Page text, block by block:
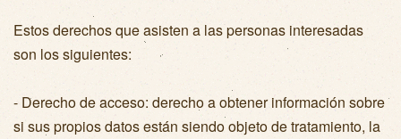
Estos derechos que asisten a las personas interesadas
son los siguientes:
- Derecho de acceso: derecho a obtener información sobre
si sus propios datos están siendo objeto de tratamiento, la